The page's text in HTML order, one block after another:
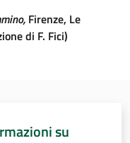
Firenze, Le
di F. Fici)
su